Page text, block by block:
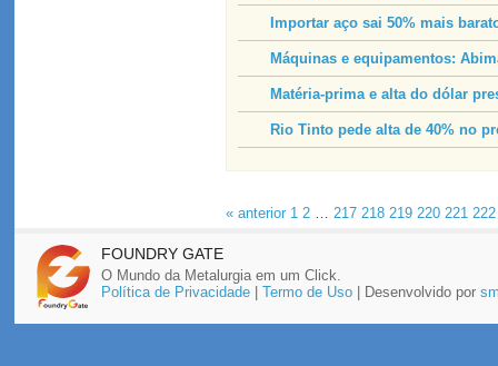
Importar aço sai 50% mais
Máquinas e equipamentos:
Matéria-prima e alta do dólar
Rio Tinto pede alta de 40% no
« anterior 1 2… 217 218 219 220 221 222
FOUNDRY GATE
O Mundo da Metalurgia em um Click.
Política de Privacidade| Termo de Uso| Desenvolvido por